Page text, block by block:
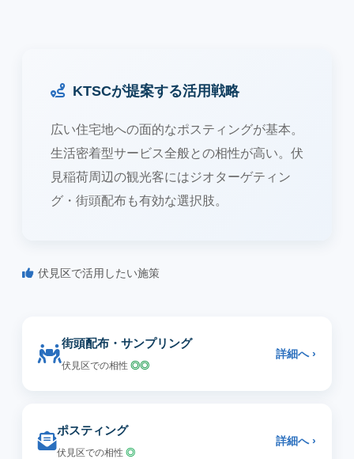
KTSCが提案する活用戦略
広い住宅地への面的なポスティングが基本。
生活密着型サービス全般との相性が高い。伏
見稲荷周辺の観光客にはジオターゲティン
グ・街頭配布も有効な選択肢。
伏見区で活用したい施策
街頭配布・サンプリング
伏見区での相性 ◎◎
詳細へ ›
ポスティング
伏見区での相性 ◎
詳細へ ›